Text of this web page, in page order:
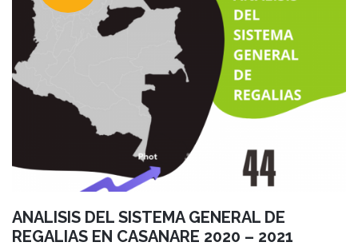
ANALISIS DEL SISTEMA GENERAL DE
REGALIAS EN CASANARE 2020 – 2021